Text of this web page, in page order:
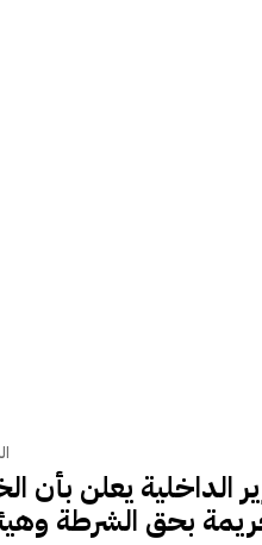
الداخلية يعلن بأن
بحق الشرطة